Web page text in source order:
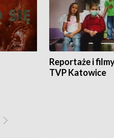
Reportaże i
TVP Katowice